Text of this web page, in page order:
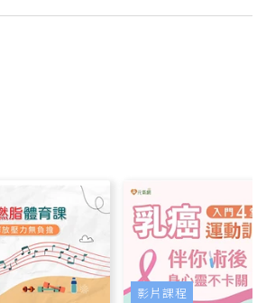
影片課程